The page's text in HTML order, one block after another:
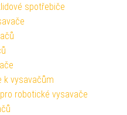
spotřebiče
k vysavačům
robotické vysavače